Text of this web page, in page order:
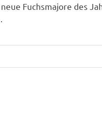
Fuchsmajore des